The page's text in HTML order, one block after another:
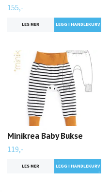
155,-
LES MER
Minikrea Baby Bukse
119,-
LES MER